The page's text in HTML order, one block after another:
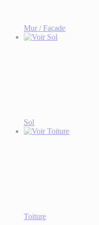
Mur / Façade
Sol
Toiture